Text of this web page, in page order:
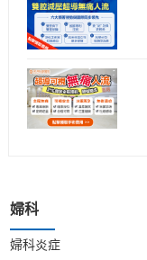
婦科
婦科炎症